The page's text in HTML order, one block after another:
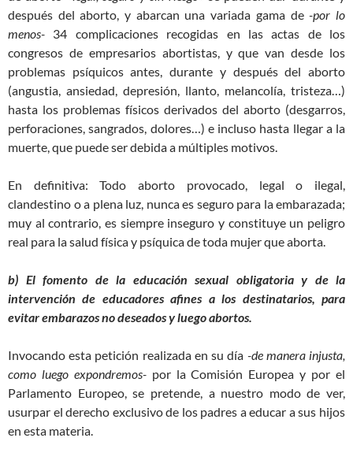
después del aborto, y abarcan una variada gama de-por lo
menos- 34 complicaciones recogidas en las actas de los
congresos de empresarios abortistas, y que van desde los
problemas psíquicos antes, durante y después del aborto
(angustia, ansiedad, depresión, llanto, melancolía, tristeza…)
hasta los problemas físicos derivados del aborto (desgarros,
perforaciones, sangrados, dolores…) e incluso hasta llegar a la
muerte, que puede ser debida a múltiples motivos.
En definitiva: Todo aborto provocado, legal o ilegal,
clandestino o a plena luz, nunca es seguro para la embarazada;
muy al contrario, es siempre inseguro y constituye un peligro
real para la salud física y psíquica de toda mujer que aborta.
b) El fomento de la educación sexual obligatoria y de la
intervención de educadores afines a los destinatarios, para
evitar embarazos no deseados y luego abortos.
Invocando esta petición realizada en su día -de manera injusta,
como luego expondremos- por la Comisión Europea y por el
Parlamento Europeo, se pretende, a nuestro modo de ver,
usurpar el derecho exclusivo de los padres a educar a sus hijos
en esta materia.